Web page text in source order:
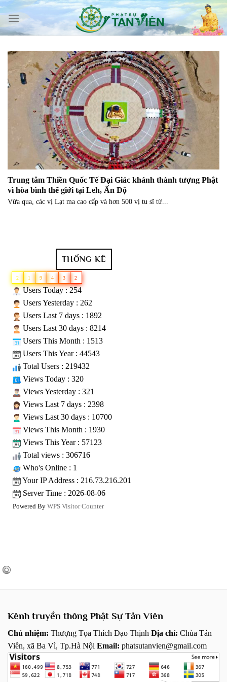
Skip
content
Trung tâm Thiền Quốc Tế Đại Giác khánh thành tượng Phật
vì hòa bình thế giới tại Leh, Ấn Độ
Vừa qua, các vị Lạt ma cao cấp và hơn 500 vị tu sĩ từ...
THỐNG KÊ
2 1 9 4 3 2
Users Today : 254
Users Yesterday : 262
Users Last 7 days : 1892
Users Last 30 days : 8214
Users This Month : 1513
Users This Year : 44543
Total Users : 219432
Views Today : 320
Views Yesterday : 321
Views Last 7 days : 2398
Views Last 30 days : 10700
Views This Month : 1930
Views This Year : 57123
Total views : 306716
Who's Online : 1
Your IP Address : 216.73.216.201
Server Time : 2026-08-06
Powered By WPS Visitor Counter
Kênh truyền thông Phật Sự Tản Viên
Chủ nhiệm: Thượng Tọa Thích Đạo Thịnh Địa chỉ: Chùa Tản
Viên, xã Ba Vì, Tp.Hà Nội Email: phatsutanvien@gmail.com